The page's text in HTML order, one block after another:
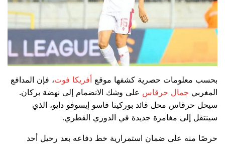
بحسب معلومات حصرية كشفها موقع أفريكا فوت، فإن المدافع
المغربي جمال حرقاس على وشك الانضمام إلى نهضة بركان.
سيحل حرقاس محل قائد بوركينا فاسو إيسوفو دايو، الذي
سينتقل إلى مغامرة جديدة في الدوري القطري.
حرصًا منه على ضمان استمرارية خط دفاعه بعد رحيل أحد